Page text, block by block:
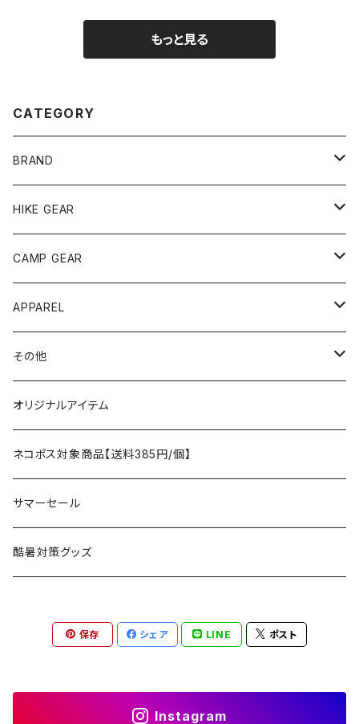
もっと見る
CATEGORY
BRAND
andwander
ANOBA
AO COOLERS
asobito
AS2OV
AXESQUIN
Ballistics
BEDROCK SANDALS
BROOKLYN WORKS
HIKE GEAR
テント、シェルター
バックパック
ポーチ／サコッシュ
ストレージ
パッキングアクセサリー
スリーピングギア
クッキングギア
カトラリー
ヘッドライト／ランタン
アクセサリー
CAMP GEAR
テント、タープ
テント、シェルター
タープ
スリーピングギア
寝袋
マット
アクセサリー
テーブル、チェア
テーブル
チェア
ランタン、ライト
燃料ランタン
LEDライト
焚火台／薪ストーブ
焚火台
七輪、グリル
暖房器具
ガスストーブ
湯たんぽ
斧、鉈
クッキングギア
バーナー／ストーブ
コンテナ、ギアケース
APPAREL
トップス
ボトムス
アンダーウェア
ハンドウェア
ヘッドギア
フットウェア
アクセサリー
その他
遊び
フィッシング
ラジコン
ケア用品
雑貨
アウトレット
オリジナルアイテム
ネコポス対象商品【送料385円/個】
サマーセール
酷暑対策グッズ
保存 シェア LINE ポスト
Instagram